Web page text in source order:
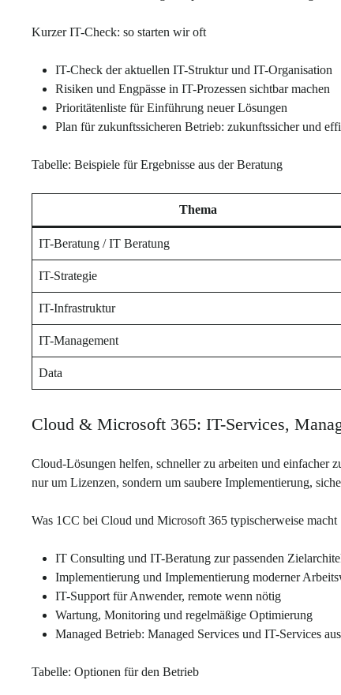
Kurzer IT-Check: so starten wir oft
IT-Check der aktuellen IT-Struktur und IT-Organisation
Risiken und Engpässe in IT-Prozessen sichtbar machen
Prioritätenliste für Einführung neuer Lösungen
Plan für zukunftssicheren Betrieb: zukunftssicher und
Tabelle: Beispiele für Ergebnisse aus der Beratung
Thema
IT-Beratung / IT Beratung
IT-Strategie
IT-Infrastruktur
IT-Management
Data
Cloud & Microsoft 365: IT-Services,
Cloud-Lösungen helfen, schneller zu arbeiten und
nur um Lizenzen, sondern um saubere Implementierung,
Was 1CC bei Cloud und Microsoft 365 typischerweise macht
IT Consulting und IT-Beratung zur passenden
Implementierung und Implementierung moderner
IT-Support für Anwender, remote wenn nötig
Wartung, Monitoring und regelmäßige Optimierung
Managed Betrieb: Managed Services und IT-Services
Tabelle: Optionen für den Betrieb